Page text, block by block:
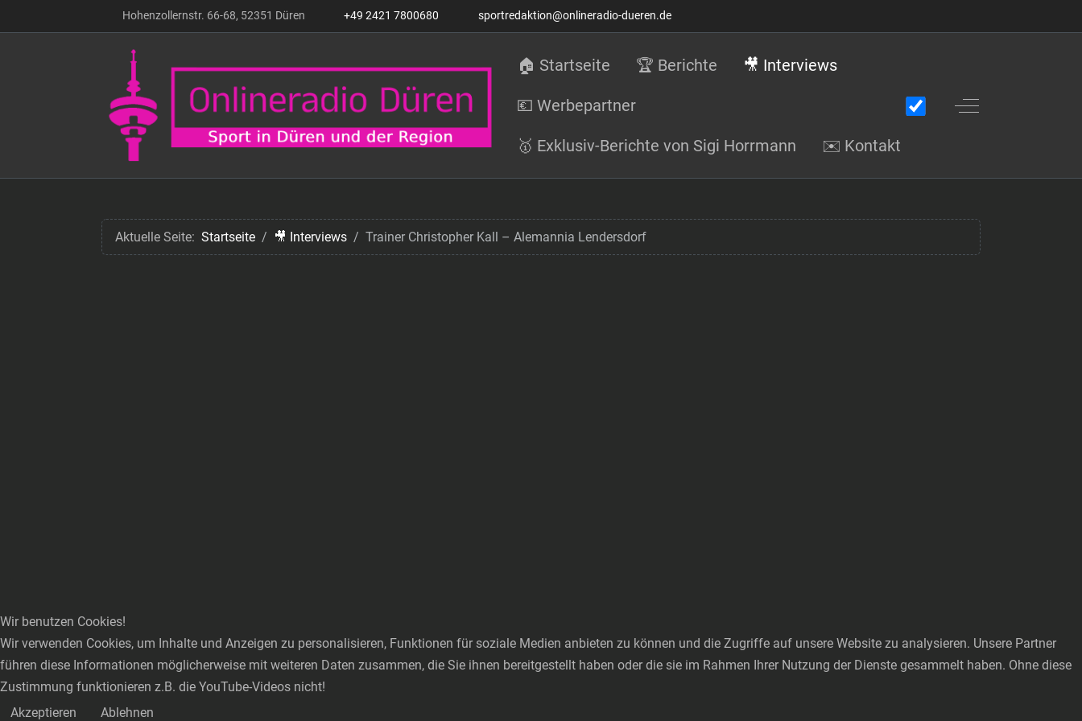
Hohenzollernstr. 66-68, 52351 Düren +49 2421 7800680 sportredaktion@onlineradio-dueren.de
🏠 Startseite 🏆 Berichte 🎥 Interviews
💶 Werbepartner
🥇 Exklusiv-Berichte von Sigi Horrmann ✉️ Kontakt
Off-Canvas Toggle
Aktuelle Seite: Startseite 🎥 Interviews Trainer Christopher Kall – Alemannia Lendersdorf
Wir benutzen Cookies!
Wir verwenden Cookies, um Inhalte und Anzeigen zu personalisieren, Funktionen für soziale Medien anbieten zu können und die Zugriffe auf unsere Website zu analysieren. Unsere Partner
führen diese Informationen möglicherweise mit weiteren Daten zusammen, die Sie ihnen bereitgestellt haben oder die sie im Rahmen Ihrer Nutzung der Dienste gesammelt haben. Ohne diese
Zustimmung funktionieren z.B. die YouTube-Videos nicht!
Akzeptieren
Ablehnen